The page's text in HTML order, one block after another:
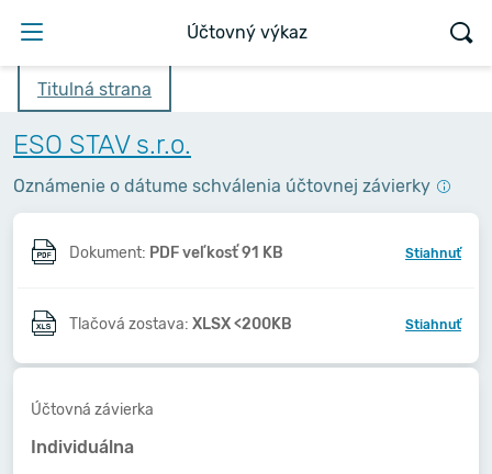
Účtovný výkaz
Titulná strana
ESO STAV s.r.o.
Oznámenie o dátume schválenia účtovnej závierky
Dokument: PDF veľkosť 91 KB Stiahnuť
Tlačová zostava: XLSX <200KB Stiahnuť
Účtovná závierka
Individuálna